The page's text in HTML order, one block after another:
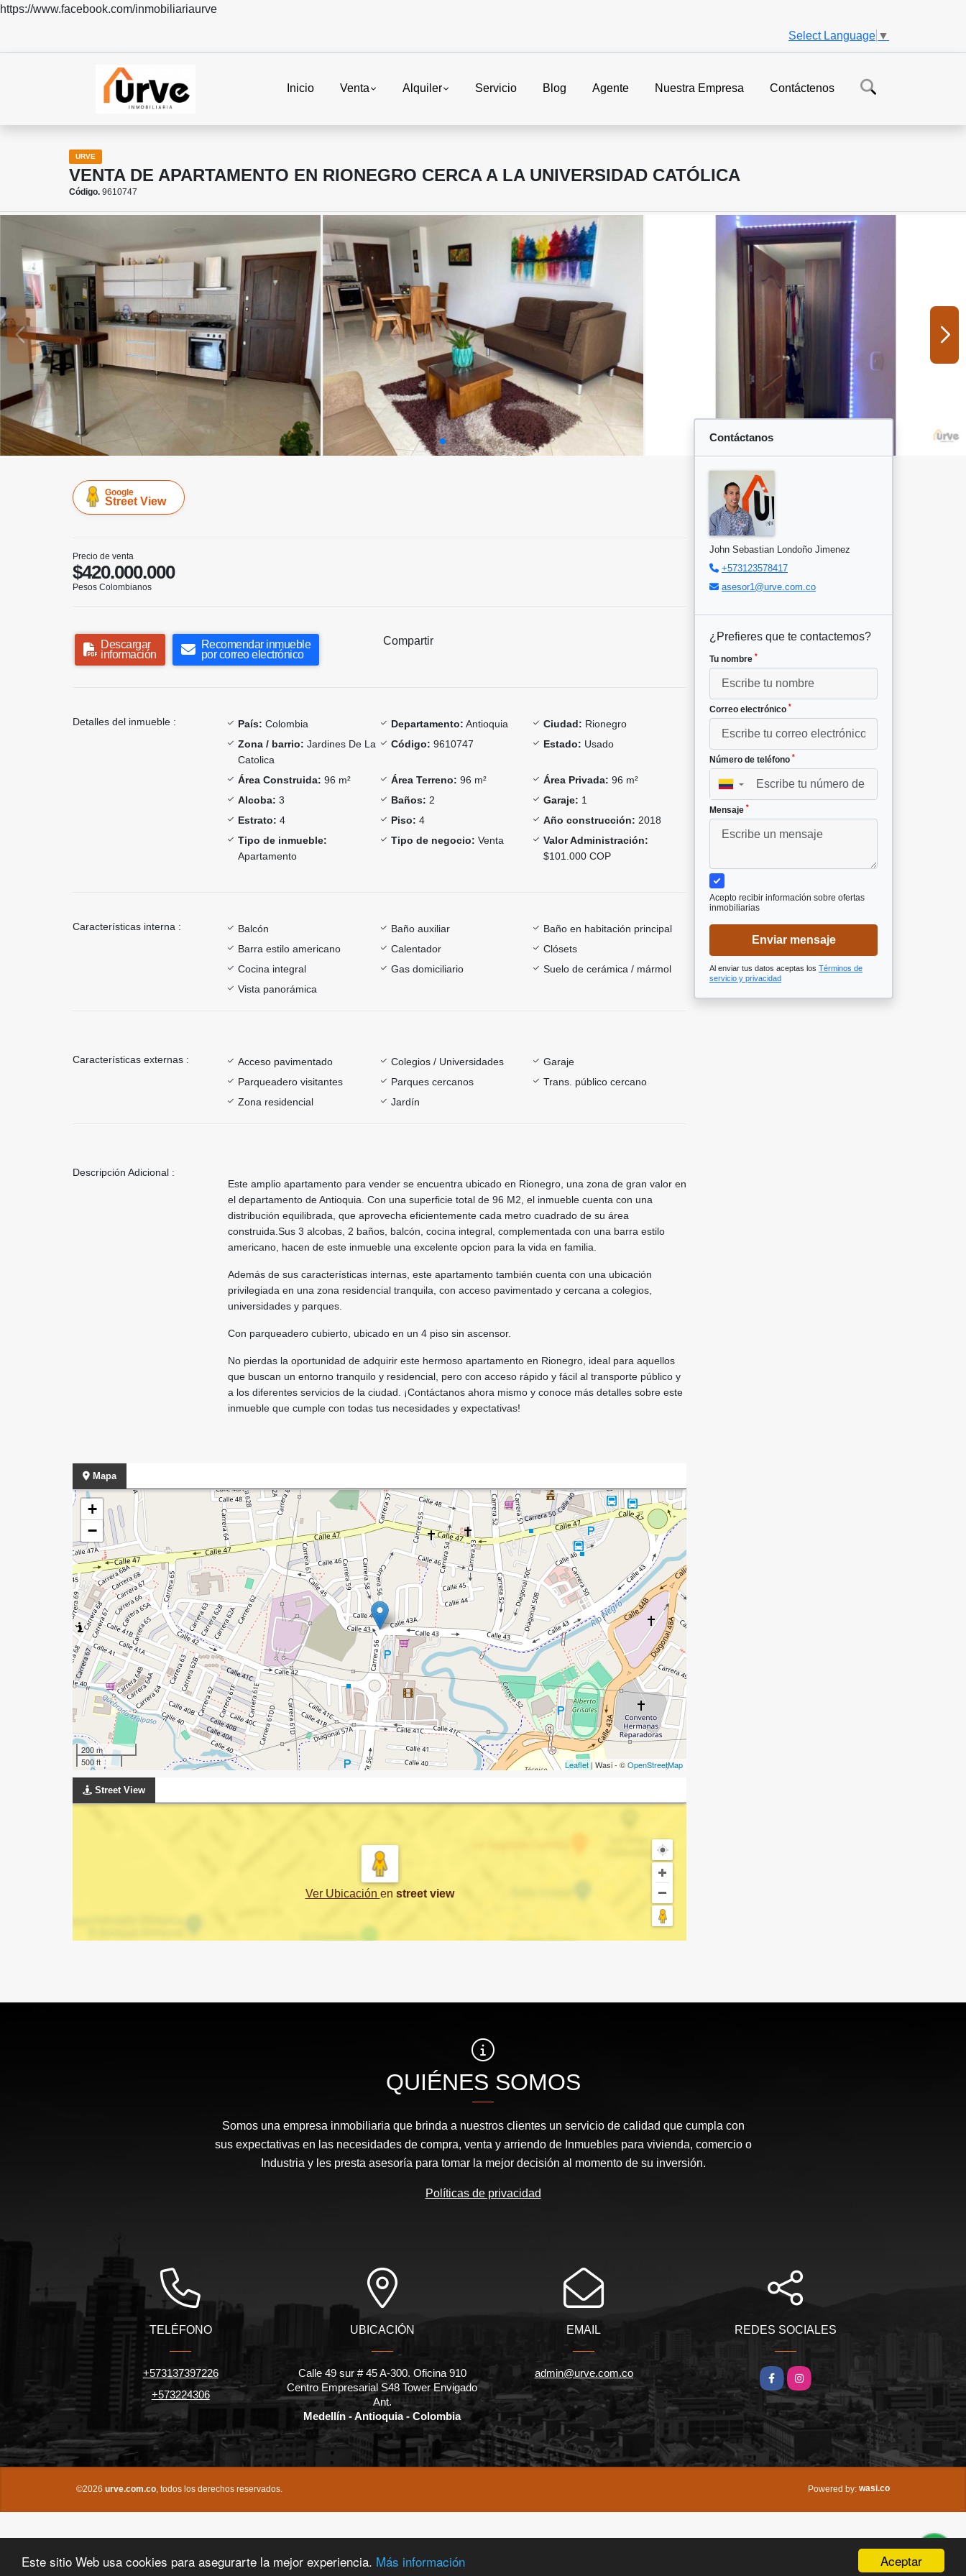
Aceptar
Este sitio Web usa cookies para asegurarte la mejor experiencia. Más información
https://www.facebook.com/inmobiliariaurve
Select Language ▼
Inicio Venta Alquiler Servicio Blog Agente Nuestra Empresa Contáctenos
URVE
VENTA DE APARTAMENTO EN RIONEGRO CERCA A LA UNIVERSIDAD CATÓLICA
Código. 9610747
Google
Street View
Precio de venta
$420.000.000
Pesos Colombianos
Descargar
información
Recomendar inmueble
por correo electrónico
Compartir
Detalles del inmueble : País: Colombia Departamento: Antioquia Ciudad: Rionegro
Zona / barrio: Jardines De La
Catolica
Código: 9610747 Estado: Usado
Área Construida: 96 m² Área Terreno: 96 m² Área Privada: 96 m²
Alcoba: 3 Baños: 2 Garaje: 1
Estrato: 4 Piso: 4 Año construcción: 2018
Tipo de inmueble:
Apartamento
Tipo de negocio: Venta
Valor Administración:
$101.000 COP
Características interna : Balcón Baño auxiliar
Baño en habitación principal
Barra estilo americano
Calentador
Clósets
Cocina integral
Gas domiciliario
Suelo de cerámica / mármol
Vista panorámica
Características externas : Acceso pavimentado Colegios / Universidades
Garaje
Parqueadero visitantes
Parques cercanos
Trans. público cercano
Zona residencial
Jardín
Descripción Adicional :
Este amplio apartamento para vender se encuentra ubicado en Rionegro, una zona de gran valor en
el departamento de Antioquia. Con una superficie total de 96 M2, el inmueble cuenta con una
distribución equilibrada, que aprovecha eficientemente cada metro cuadrado de su área
construida.Sus 3 alcobas, 2 baños, balcón, cocina integral, complementada con una barra estilo
americano, hacen de este inmueble una excelente opcion para la vida en familia.
Además de sus características internas, este apartamento también cuenta con una ubicación
privilegiada en una zona residencial tranquila, con acceso pavimentado y cercana a colegios,
universidades y parques.
Con parqueadero cubierto, ubicado en un 4 piso sin ascensor.
No pierdas la oportunidad de adquirir este hermoso apartamento en Rionegro, ideal para aquellos
que buscan un entorno tranquilo y residencial, pero con acceso rápido y fácil al transporte público y
a los diferentes servicios de la ciudad. ¡Contáctanos ahora mismo y conoce más detalles sobre este
inmueble que cumple con todas tus necesidades y expectativas!
Mapa
+
−
200 m
500 ft
Leaflet| Wasi - ©OpenStreetMap
Street View
Ver Ubicación en street view
Contáctanos
John Sebastian Londoño Jimenez
+573123578417
asesor1@urve.com.co
¿Prefieres que te contactemos?
Tu nombre *
Correo electrónico *
Número de teléfono *
▼
Mensaje *
Acepto recibir información sobre ofertas
inmobiliarias
Enviar mensaje
Al enviar tus datos aceptas los Términos de
servicio y privacidad
QUIÉNES SOMOS
Somos una empresa inmobiliaria que brinda a nuestros clientes un servicio de calidad que cumpla con
sus expectativas en las necesidades de compra, venta y arriendo de Inmuebles para vivienda, comercio o
Industria y les presta asesoría para tomar la mejor decisión al momento de su inversión.
Políticas de privacidad
TELÉFONO
+573137397226
+573224306
UBICACIÓN
Calle 49 sur # 45 A-300. Oficina 910
Centro Empresarial S48 Tower Envigado
Ant.
Medellín - Antioquia - Colombia
EMAIL
admin@urve.com.co
REDES SOCIALES
Facebook
Instagram
©2026 urve.com.co , todos los derechos reservados. Powered by: wasi.co